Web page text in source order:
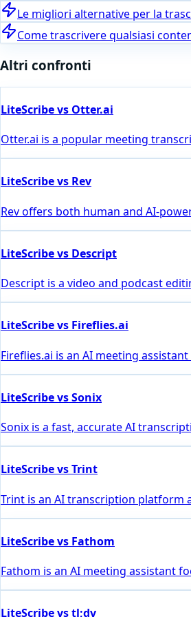
Le migliori alternative per la
Come trascrivere qualsiasi
Altri confronti
LiteScribe vs Otter.ai
Otter.ai is a popular meeting
LiteScribe vs Rev
Rev offers both human and AI-
LiteScribe vs Descript
Descript is a video and podcast
LiteScribe vs Fireflies.ai
Fireflies.ai is an AI meeting
LiteScribe vs Sonix
Sonix is a fast, accurate AI
LiteScribe vs Trint
Trint is an AI transcription platform
LiteScribe vs Fathom
Fathom is an AI meeting assistant
LiteScribe vs tl;dv